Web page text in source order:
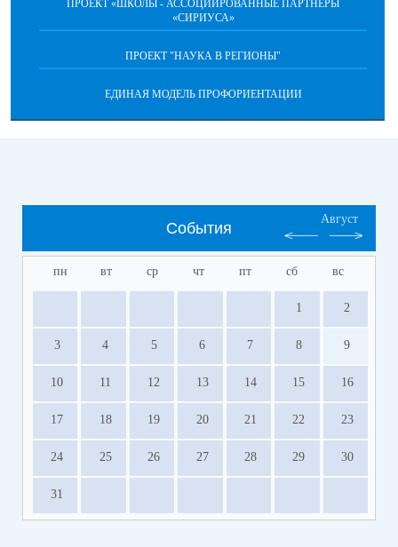
ПРОЕКТ «ШКОЛЫ - АССОЦИИРОВАННЫЕ ПАРТНЕРЫ
«СИРИУСА»
ПРОЕКТ "НАУКА В РЕГИОНЫ"
ЕДИНАЯ МОДЕЛЬ ПРОФОРИЕНТАЦИИ
События
Август
пн вт ср чт пт сб вс
1 2
3 4 5 6 7 8 9
10 11 12 13 14 15 16
17 18 19 20 21 22 23
24 25 26 27 28 29 30
31